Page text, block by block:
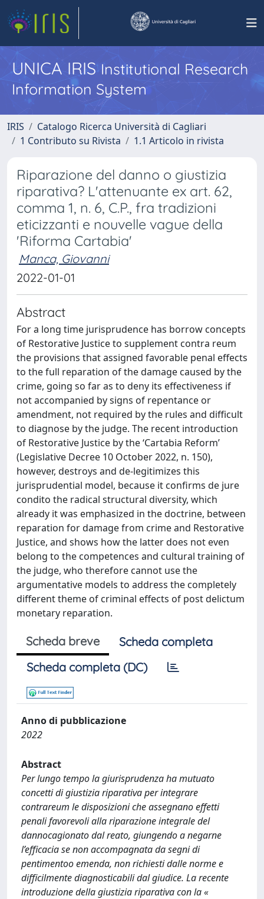
UNICA IRISInstitutional Research
Information System
IRIS
Catalogo Ricerca Università di Cagliari
1 Contributo su Rivista
1.1 Articolo in rivista
Riparazione del danno o giustizia
riparativa? L'attenuante ex art. 62,
comma 1, n. 6, C.P., fra tradizioni
eticizzanti e nouvelle vague della
'Riforma Cartabia'
Manca, Giovanni
2022-01-01
Abstract
For a long time jurisprudence has borrow concepts
of Restorative Justice to supplement contra reum
the provisions that assigned favorable penal effects
to the full reparation of the damage caused by the
crime, going so far as to deny its effectiveness if
not accompanied by signs of repentance or
amendment, not required by the rules and difficult
to diagnose by the judge. The recent introduction
of Restorative Justice by the ‘Cartabia Reform’
(Legislative Decree 10 October 2022, n. 150),
however, destroys and de-legitimizes this
jurisprudential model, because it confirms de jure
condito the radical structural diversity, which
already it was emphasized in the doctrine, between
reparation for damage from crime and Restorative
Justice, and shows how the latter does not even
belong to the competences and cultural training of
the judge, who therefore cannot use the
argumentative models to address the completely
different theme of criminal effects of post delictum
monetary reparation.
Scheda breve
Scheda completa
Scheda completa (DC)
Anno di pubblicazione
2022
Abstract
Per lungo tempo la giurisprudenza ha mutuato
concetti di giustizia riparativa per integrare
contrareum le disposizioni che assegnano effetti
penali favorevoli alla riparazione integrale del
dannocagionato dal reato, giungendo a negarne
l’efficacia se non accompagnata da segni di
pentimentoo emenda, non richiesti dalle norme e
difficilmente diagnosticabili dal giudice. La recente
introduzione della giustizia riparativa con la «